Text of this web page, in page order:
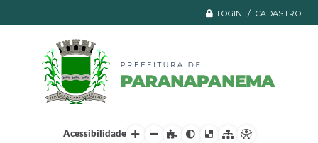
LOGIN / CADASTRO
Acessibilidade